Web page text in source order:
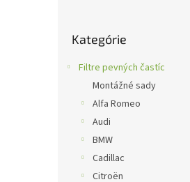
kategórie
Kategórie
Filtre pevných častíc
Montážné sady
Alfa Romeo
Audi
BMW
Cadillac
Citroën